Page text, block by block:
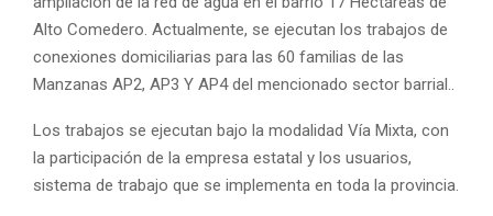
Alto Comedero. Actualmente, se ejecutan los trabajos de
conexiones domiciliarias para las 60 familias de las
Manzanas AP2, AP3 Y AP4 del mencionado sector barrial..
Los trabajos se ejecutan bajo la modalidad Vía Mixta, con
la participación de la empresa estatal y los usuarios,
sistema de trabajo que se implementa en toda la provincia.